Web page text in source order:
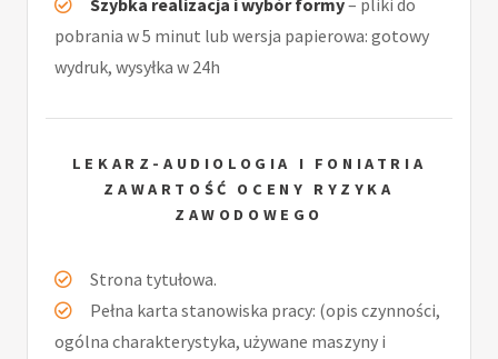
Szybka realizacja i wybór formy– pliki do
pobrania w 5 minut lub wersja papierowa: gotowy
wydruk, wysyłka w 24h
LEKARZ-AUDIOLOGIA I FONIATRIA
ZAWARTOŚĆ OCENY RYZYKA
ZAWODOWEGO
Strona tytułowa.
Pełna karta stanowiska pracy: (opis czynności,
ogólna charakterystyka, używane maszyny i